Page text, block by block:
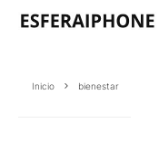
Inicio bienestar